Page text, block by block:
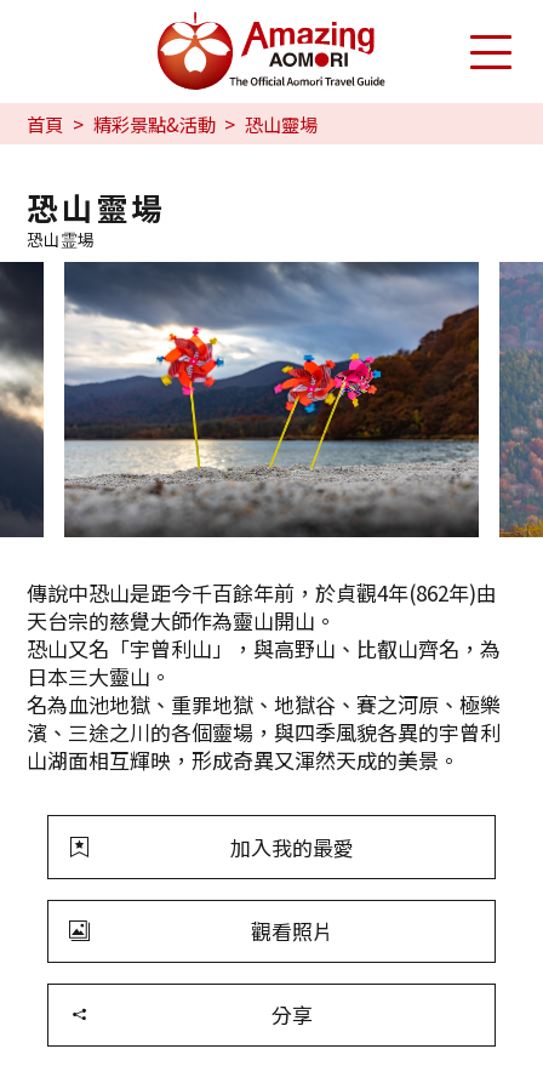
首頁 精彩景點&活動 恐山靈場
恐山靈場
恐山霊場
傳說中恐山是距今千百餘年前，於貞觀4年(862年)由
天台宗的慈覺大師作為靈山開山。
恐山又名「宇曾利山」，與高野山、比叡山齊名，為
日本三大靈山。
名為血池地獄、重罪地獄、地獄谷、賽之河原、極樂
濱、三途之川的各個靈場，與四季風貌各異的宇曾利
山湖面相互輝映，形成奇異又渾然天成的美景。
加入我的最愛
觀看照片
分享